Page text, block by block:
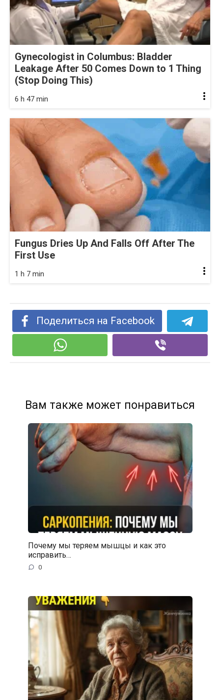
Gynecologist in Columbus: Bladder
Leakage After 50 Comes Down to 1 Thing
(Stop Doing This)
6 h 47 min
Fungus Dries Up And Falls Off After The
First Use
1 h 7 min
Поделиться на Facebook
Вам также может понравиться
Почему мы теряем мышцы и как это
исправить…
0